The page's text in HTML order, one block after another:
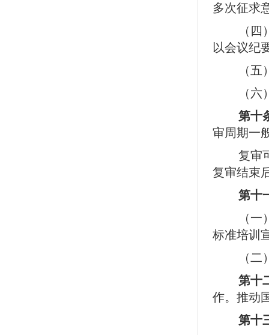
多次征求
（
以会议纪
（
（
第十
审周期一
复审
复审结束
第十
（
标准培训
（
第十
作。推动
第十